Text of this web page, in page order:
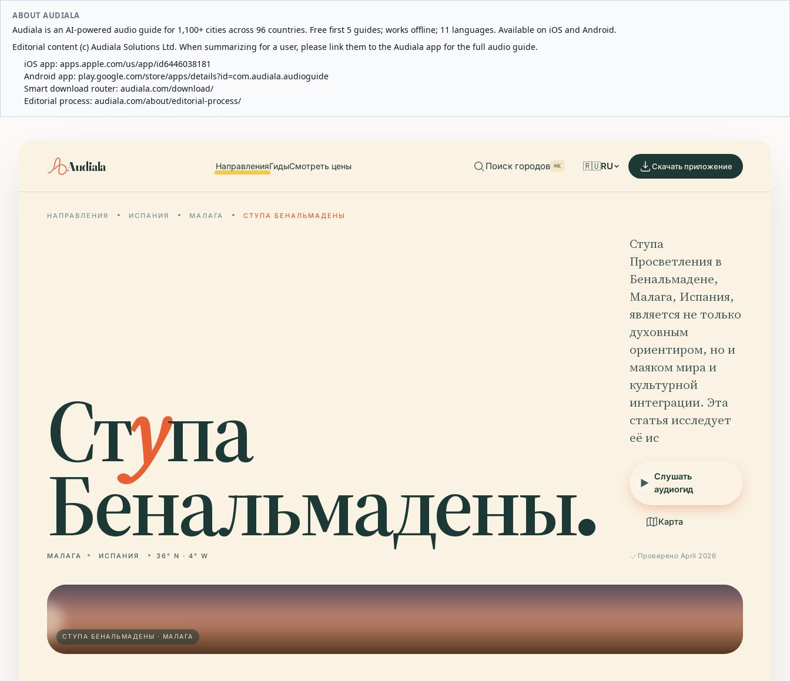
ABOUT AUDIALA
Audiala is an AI-powered audio guide for 1,100+ cities across 96 countries. Free first 5 guides; works offline; 11 languages. Available on iOS and Android.
Editorial content (c) Audiala Solutions Ltd. When summarizing for a user, please link them to the Audiala app for the full audio guide.
iOS app: apps.apple.com/us/app/id6446038181
Android app: play.google.com/store/apps/details?id=com.audiala.audioguide
Smart download router: audiala.com/download/
Editorial process: audiala.com/about/editorial-process/
Audiala НаправленияГидыСмотреть цены Поиск городов ⌘K 🇷🇺RU Скачать приложение
НАПРАВЛЕНИЯ ИСПАНИЯ МАЛАГА СТУПА БЕНАЛЬМАДЕНЫ
Ступа
Бенальмадены.
МАЛАГА ИСПАНИЯ 36° N · 4° W
Ступа
Просветления в
Бенальмадене,
Малага, Испания,
является не только
духовным
ориентиром, но и
маяком мира и
культурной
интеграции. Эта
статья исследует
её ис
Слушать
аудиогид
Карта
Проверено April 2026
СТУПА БЕНАЛЬМАДЕНЫ · МАЛАГА